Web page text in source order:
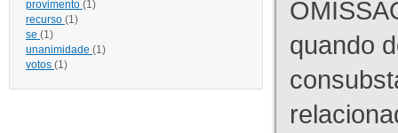
provimento (1)
recurso (1)
se (1)
unanimidade (1)
votos (1)
quando